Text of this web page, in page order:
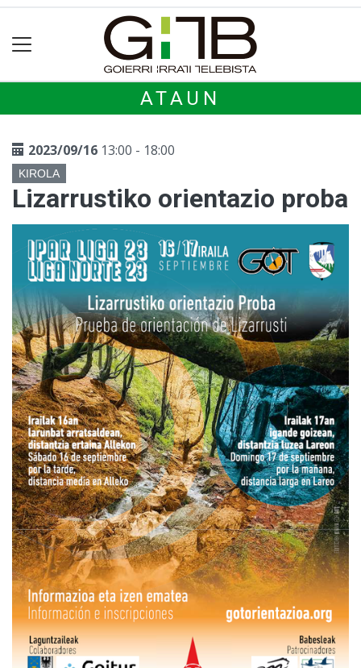
ATAUN
2023/09/16 13:00 - 18:00
KIROLA
Lizarrustiko orientazio proba